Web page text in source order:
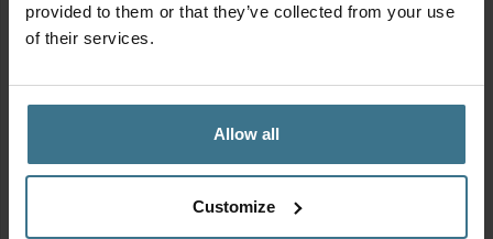
provided to them or that they’ve collected from your use
of their services.
Allow all
Customize
Kliekjes bewaren: zo doe je dat!